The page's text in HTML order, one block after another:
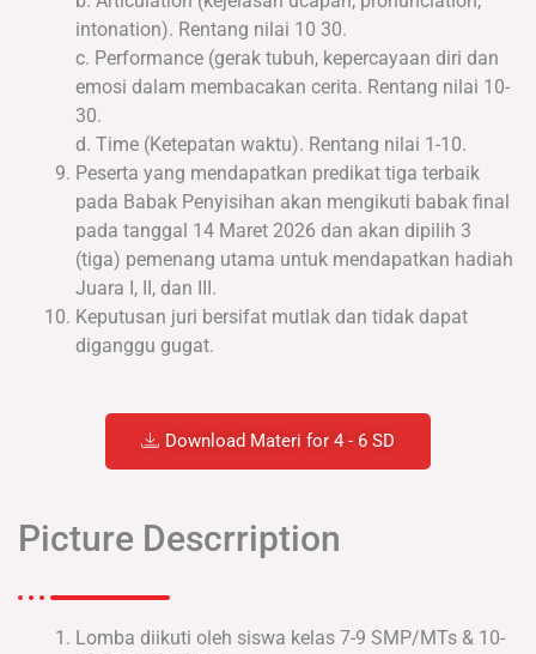
intonation). Rentang nilai 10 30.
c. Performance (gerak tubuh, kepercayaan diri dan
emosi dalam membacakan cerita. Rentang nilai 10-
30.
d. Time (Ketepatan waktu). Rentang nilai 1-10.
Peserta yang mendapatkan predikat tiga terbaik
pada Babak Penyisihan akan mengikuti babak final
pada tanggal 14 Maret 2026 dan akan dipilih 3
(tiga) pemenang utama untuk mendapatkan hadiah
Juara I, II, dan III.
Keputusan juri bersifat mutlak dan tidak dapat
diganggu gugat.
Download Materi for 4 - 6 SD
Picture Descrription
Lomba diikuti oleh siswa kelas 7-9 SMP/MTs & 10-